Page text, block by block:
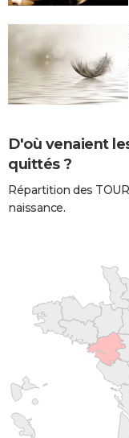
D'où venaient
quittés ?
Répartition des
naissance.